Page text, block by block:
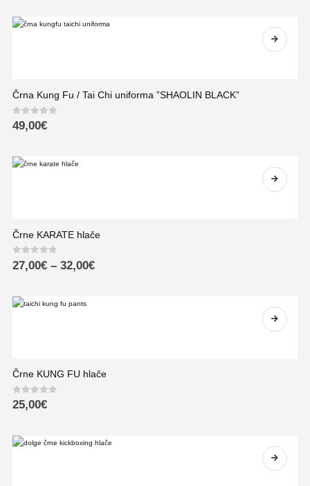
Črna Kung Fu / Tai Chi uniforma ”SHAOLIN BLACK”
0out of 5
49,00€
Črne KARATE hlače
0out of 5
27,00€ – 32,00€
Črne KUNG FU hlače
0out of 5
25,00€